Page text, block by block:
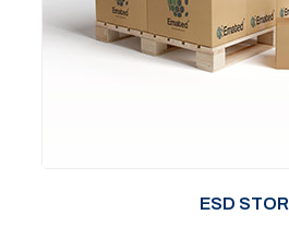
ESD STOR